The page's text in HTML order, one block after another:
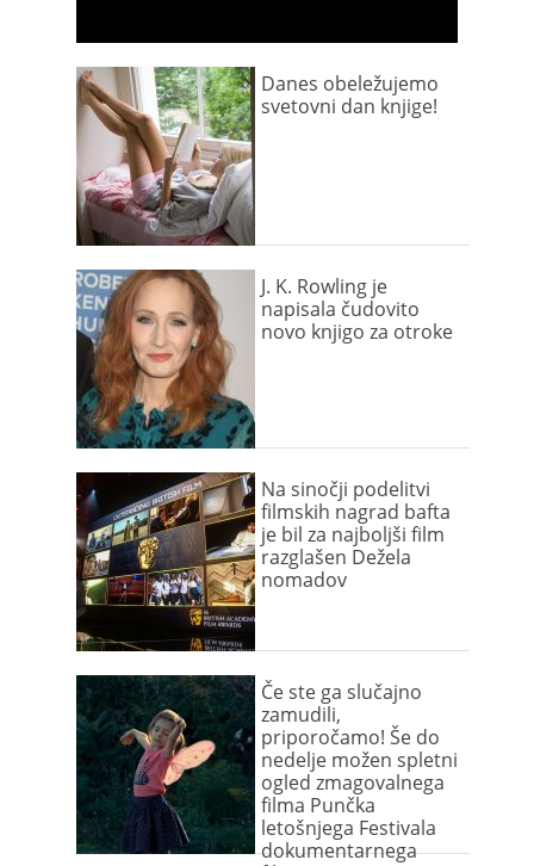
Danes obeležujemo
svetovni dan knjige!
J. K. Rowling je
napisala čudovito
novo knjigo za otroke
Na sinočji podelitvi
filmskih nagrad bafta
je bil za najboljši film
razglašen Dežela
nomadov
Če ste ga slučajno
zamudili,
priporočamo! Še do
nedelje možen spletni
ogled zmagovalnega
filma Punčka
letošnjega Festivala
dokumentarnega